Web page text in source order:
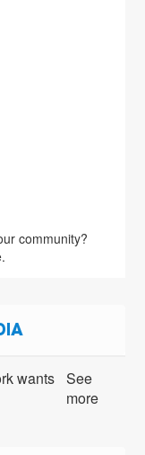
community?
wants See
more